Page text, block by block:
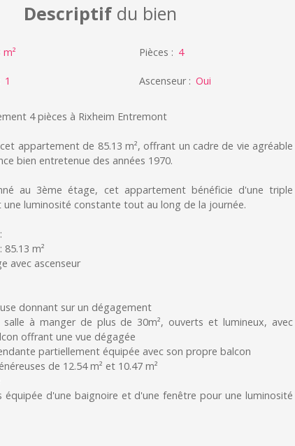
Descriptifdu bien
m² Pièces : 4
1 Ascenseur: Oui
4 pièces à Rixheim Entremont
appartement de 85.13 m², offrant un cadre de vie agréable
bien entretenue des années 1970.
au 3ème étage, cet appartement bénéficie d'une triple
luminosité constante tout au long de la journée.
m²
avec ascenseur
donnant sur un dégagement
à manger de plus de 30m², ouverts et lumineux, avec
offrant une vue dégagée
partiellement équipée avec son propre balcon
de 12.54 m² et 10.47 m²
équipée d'une baignoire et d'une fenêtre pour une luminosité